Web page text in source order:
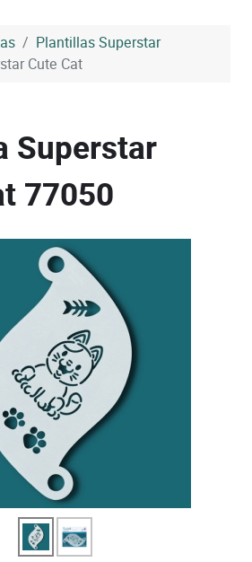
Plantillas Superstar
Cute Cat
Superstar
77050